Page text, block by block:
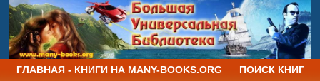
ГЛАВНАЯ - КНИГИ НА MANY-BOOKS.ORG
ПОИСК КНИГ